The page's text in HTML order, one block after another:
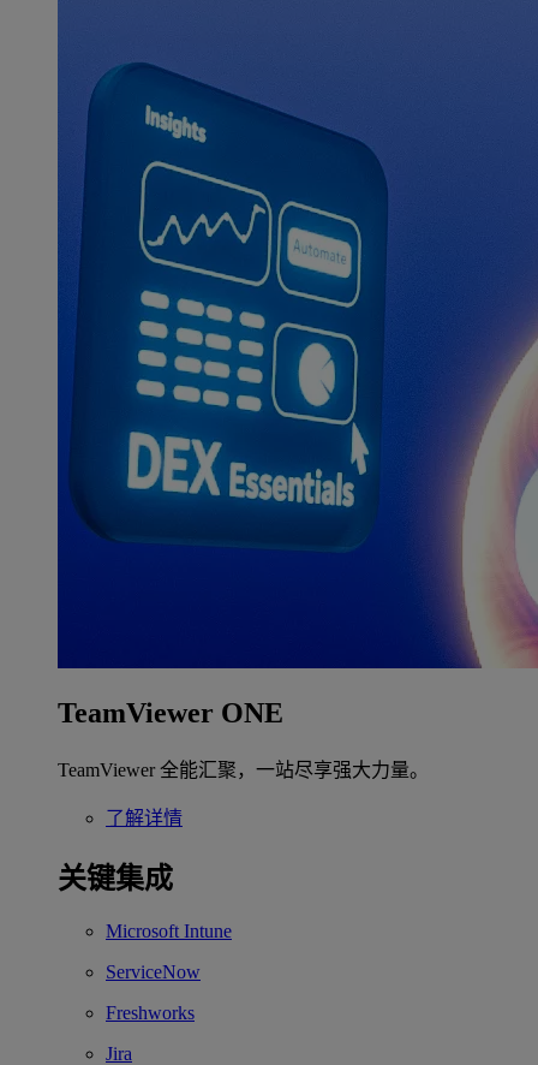
TeamViewer ONE
TeamViewer 全能汇聚，一站尽享强大力量。
了解详情
关键集成
Microsoft Intune
ServiceNow
Freshworks
Jira